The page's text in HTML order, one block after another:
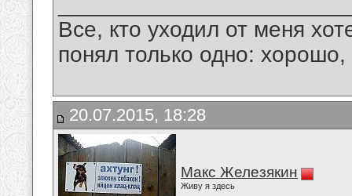
Все, кто уходил от меня
понял только одно:
20.07.2015, 18:28
Макс Железякин
Живу я здесь